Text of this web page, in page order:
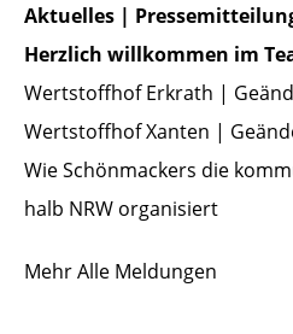
Aktuelles |
Herzlich willkommen im
Wertstoffhof Erkrath |
Wertstoffhof Xanten |
Wie Schönmackers die
halb NRW organisiert
MehrAlle Meldungen